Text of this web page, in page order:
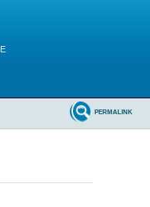
PERMALINK